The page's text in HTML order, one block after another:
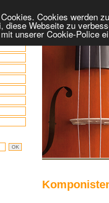
Cookies werden
diese Webseite zu
unserer Cookie-Police